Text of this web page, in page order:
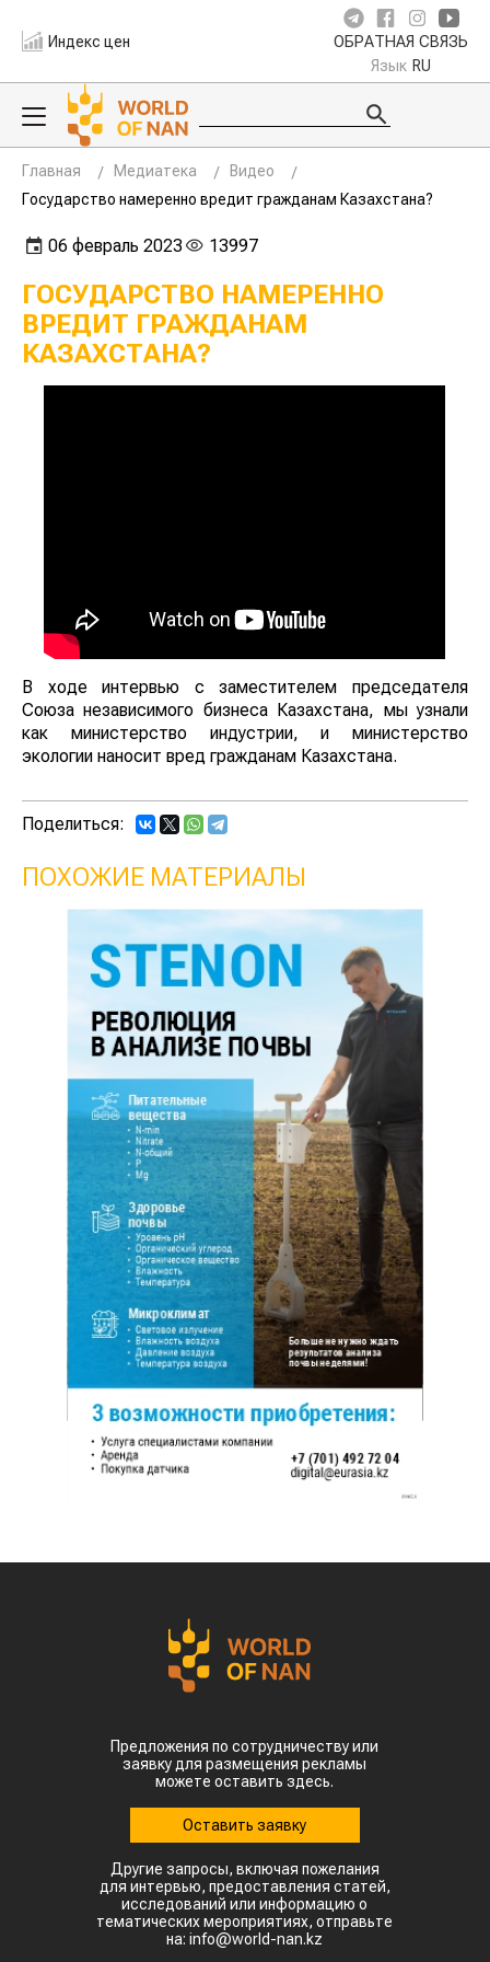
Индекс цен ОБРАТНАЯ СВЯЗЬ
Язык RU
Главная Медиатека
Видео
Государство намеренно вредит гражданам Казахстана?
06 февраль 2023 13997
ГОСУДАРСТВО НАМЕРЕННО
ВРЕДИТ ГРАЖДАНАМ
КАЗАХСТАНА?
В ходе интервью с заместителем председателя
Союза независимого бизнеса Казахстана, мы узнали
как министерство индустрии, и министерство
экологии наносит вред гражданам Казахстана.
Поделиться:
ПОХОЖИЕ МАТЕРИАЛЫ
Предложения по сотрудничеству или
заявку для размещения рекламы
можете оставить здесь.
Оставить заявку
Другие запросы, включая пожелания
для интервью, предоставления статей,
исследований или информацию о
тематических мероприятиях, отправьте
на: info@world-nan.kz